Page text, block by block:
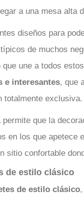
a una mesa alta
diseños para
de muchos
une a todos
e interesantes, que
totalmente exclusiva.
permite que la
en los que apetece
sitio confortable
de estilo clásico
de estilo clásico,